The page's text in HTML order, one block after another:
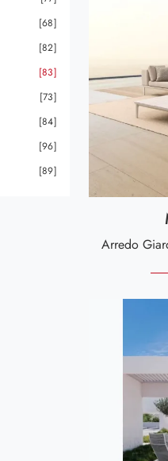
43
72
1
68
82
83
73
84
96
89